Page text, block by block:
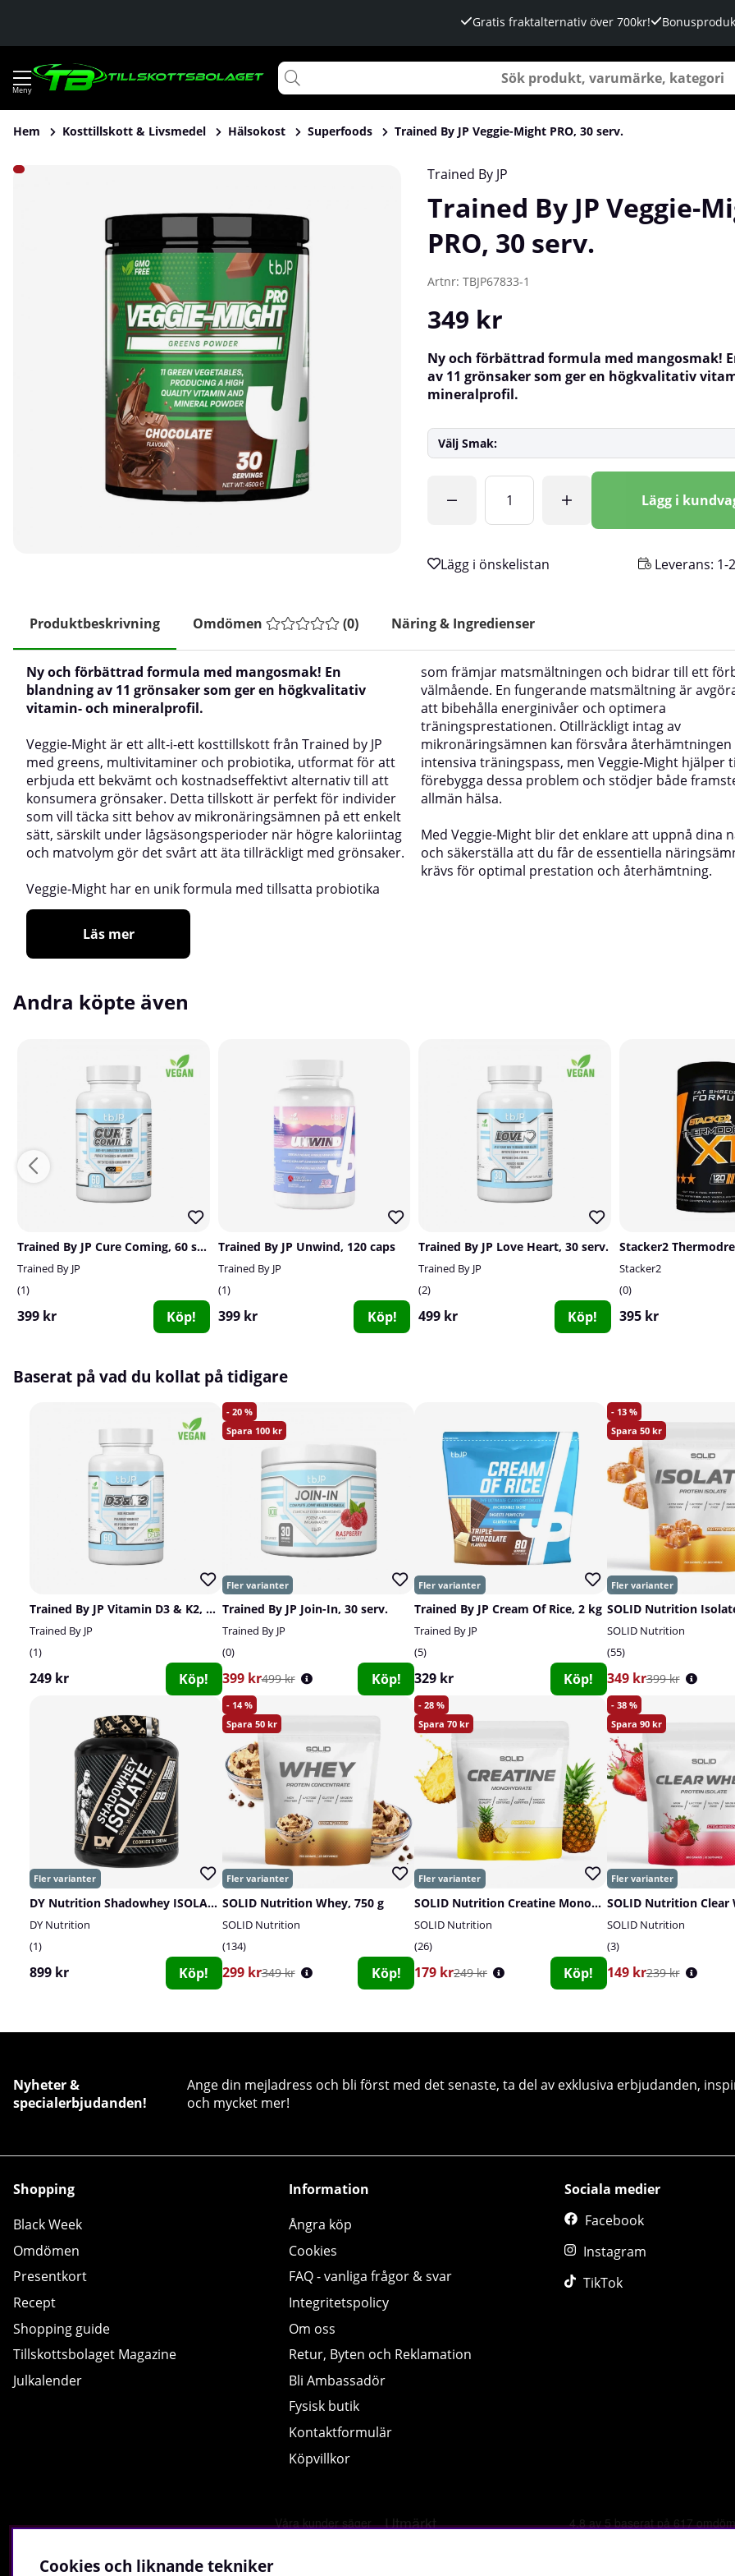
Gratis fraktalternativ över 700kr!
Hem Kosttillskott & Livsmedel Hälsokost Superfoods Trained By JP Veggie-Might PRO, 30 serv.
Produktbilder Trained By JP Veggie-Might PRO, 30 serv. Trained By JP
Trained By JP Veggie-
PRO, 30 serv.
Artnr: TBJP67833-1
349 kr
Ny och förbättrad formula med mangosmak!
av 11 grönsaker som ger en högkvalitativ
mineralprofil.
Välj Smak:
Lägg i
Leverans: 1-
Produktbeskrivning Omdömen (0) Näring & Ingredienser
Ny och förbättrad formula med mangosmak! En
blandning av 11 grönsaker som ger en högkvalitativ
vitamin- och mineralprofil.
Veggie-Might är ett allt-i-ett kosttillskott från Trained by JP
med greens, multivitaminer och probiotika, utformat för att
erbjuda ett bekvämt och kostnadseffektivt alternativ till att
konsumera grönsaker. Detta tillskott är perfekt för individer
som vill täcka sitt behov av mikronäringsämnen på ett enkelt
sätt, särskilt under lågsäsongsperioder när högre kaloriintag
och matvolym gör det svårt att äta tillräckligt med grönsaker.
Veggie-Might har en unik formula med tillsatta probiotika
som främjar matsmältningen och bidrar till ett
välmående. En fungerande matsmältning är
att bibehålla energinivåer och optimera
träningsprestationen. Otillräckligt intag av
mikronäringsämnen kan försvåra
intensiva träningspass, men Veggie-Might hjälper
förebygga dessa problem och stödjer både
allmän hälsa.
Med Veggie-Might blir det enklare att uppnå dina
och säkerställa att du får de essentiella
krävs för optimal prestation och återhämtning.
Läs mer
Andra köpte även
Trained By JP Cure Coming, 60 serv.
Trained By JP
1
399 kr Köp!
Trained By JP Unwind, 120 caps
Trained By JP
1
399 kr Köp!
Trained By JP Love Heart, 30 serv.
Trained By JP
2
499 kr Köp!
Stacker2
0
395 kr
Baserat på vad du kollat på tidigare
Trained By JP Vitamin D3 & K2, 60 caps
Trained By JP
1
249 kr Köp!
20
100
Trained By JP Join-In, 30 serv.
Trained By JP
0
399 kr499 kr Köp!
Trained By JP Cream Of Rice, 2 kg
Trained By JP
5
329 kr Köp!
13
50
SOLID Nutrition
SOLID Nutrition
55
349 kr399 kr
DY Nutrition Shadowhey ISOLATE, 2 kg
DY Nutrition
1
899 kr Köp!
14
50
SOLID Nutrition Whey, 750 g
SOLID Nutrition
134
299 kr349 kr Köp!
28
70
SOLID Nutrition Creatine Monohydrate, 400 g
SOLID Nutrition
26
179 kr249 kr Köp!
38
90
SOLID Nutrition
3
149 kr239 kr
Nyheter &
specialerbjudanden!
Ange din mejladress och bli först med det senaste, ta del av exklusiva erbjudanden,
och mycket mer!
Shopping
Black Week
Omdömen
Presentkort
Recept
Shopping guide
Tillskottsbolaget Magazine
Julkalender
Information
Ångra köp
Cookies
FAQ - vanliga frågor & svar
Integritetspolicy
Om oss
Retur, Byten och Reklamation
Bli Ambassadör
Fysisk butik
Kontaktformulär
Köpvillkor
Sociala medier
Facebook
Instagram
TikTok
Cookies och liknande tekniker